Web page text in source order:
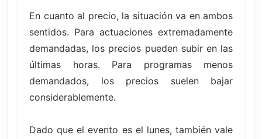
En cuanto al precio, la situación va en ambos
sentidos. Para actuaciones extremadamente
demandadas, los precios pueden subir en las
últimas horas. Para programas menos
demandados, los precios suelen bajar
considerablemente.
Dado que el evento es el lunes, también vale